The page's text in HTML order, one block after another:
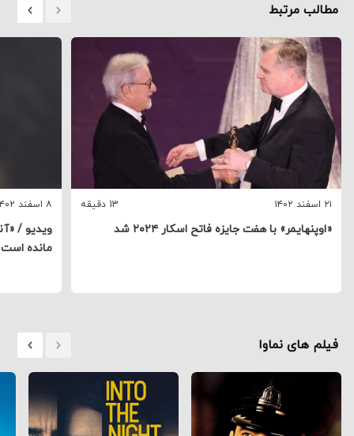
مطالب مرتبط
۲۱ اسفند ۱۴۰۲ 13 دقیقه
«اوپنهایمر» با هفت جایزه فاتح اسکار ۲۰۲۴ شد
۸ اسفند ۱۴۰۲
ویدیو /
مانده است
فیلم های نماوا